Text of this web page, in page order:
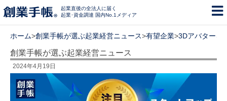
起業直後の全法人に届く
起業･資金調達 国内No.1メディア
ホーム>創業手帳が選ぶ起業経営ニュース>有望企業>3Dアバターを
創業手帳が選ぶ起業経営ニュース
2024年4月19日